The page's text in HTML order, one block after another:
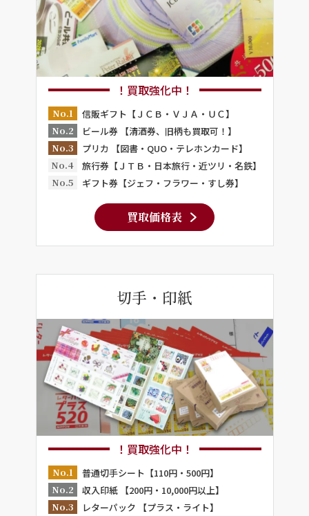
！買取強化中！
No.1
信販ギフト【ＪＣＢ・ＶＪＡ・ＵＣ】
No.2
ビール券 【清酒券、旧柄も買取可！】
No.3
プリカ 【図書・QUO・テレホンカード】
No.4
旅行券【ＪＴＢ・日本旅行・近ツリ・名鉄】
No.5
ギフト券【ジェフ・フラワー・すし券】
買取価格表
切手・印紙
！買取強化中！
No.1
普通切手シート【110円・500円】
No.2
収入印紙 【200円・10,000円以上】
No.3
レターパック 【プラス・ライト】